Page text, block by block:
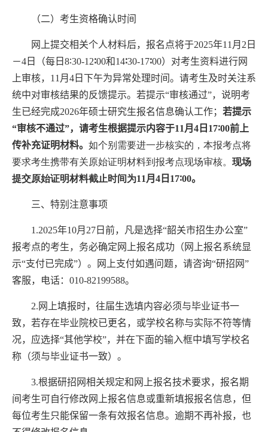
（二）考生资格确认时间
网上提交相关个人材料后，报名点将于2025年11 月 2 日
－4 日（每日 8∶30-12∶00和14∶30-17∶00）对考生资料进行网
上审核， 11 月 4 日 下午为异常处理时间。请考生及时关注系
统中对审核结果的反馈提示。若提示“审核通过”，说明考
生已经完成2026年硕士研究生报名信息确认工作； 若提示
“审核不通过”，请考生根据提示内容于11 月 4 日 17∶00前上
传补充证明材料。 如个别需要进一步核实的，本报考点将
要求考生携带有关原始证明材料到报考点现场审核。 现场
提交原始证明材料截止时间为11 月 4 日 17∶00。
三、特别注意事项
1.2025年10月 27 日前，凡是选择“韶关市招生办公室”
报考点的考生，务必确定网上报名成功（网上报名系统显
示“支付已完成”）。网上支付如遇问题，请咨询“研招网”
客服，电话： 010-82199588。
2. 网上填报时，往届生选填内容必须与毕业证书一
致，若存在毕业院校已更名，或学校名称与实际不符等情
况，应选择“其他学校”，并在下面的输入框中填写学校名
称 （须与毕业证书一致） 。
3.根据研招网相关规定和网上报名技术要求，报名期
间考生可自行修改网上报名信息或重新填报报名信息，但
每位考生只能保留一条有效报名信息。逾期不再补报，也